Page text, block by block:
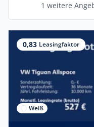
1 weitere
0,83 Leasingfaktor
Weiß